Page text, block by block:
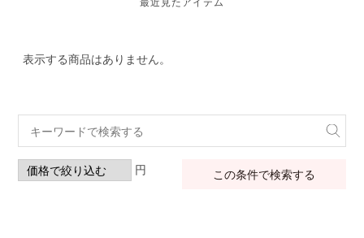
表示する商品はありません。
円 この条件で検索する